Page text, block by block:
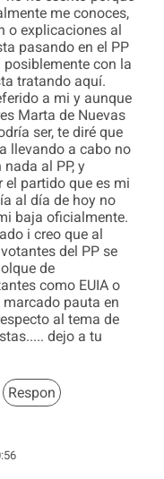
me conoces,
o explicaciones al
pasando en el PP
posiblemente con la
tratando aquí.
a mi y aunque
Marta de Nuevas
ser, te diré que
llevando a cabo no
al PP, y
el partido que es mi
al día de hoy no
baja oficialmente.
i creo que al
del PP se
de
como EUIA o
marcado pauta en
al tema de
dejo a tu
Respon